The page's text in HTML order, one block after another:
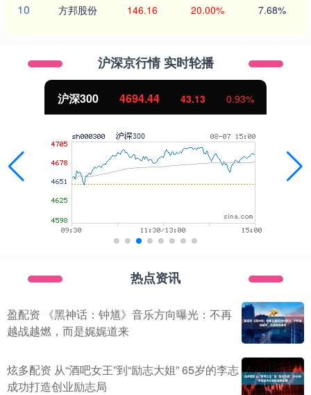
10 方邦股份 146.16 20.00% 7.68%
沪深京行情 实时轮播
沪深300 4694.44 43.13 0.93%
热点资讯
盈配资 《黑神话：钟馗》音乐方向曝光：不再
越战越燃，而是娓娓道来
炫多配资 从“酒吧女王”到“励志大姐” 65岁的李志
成功打造创业励志局